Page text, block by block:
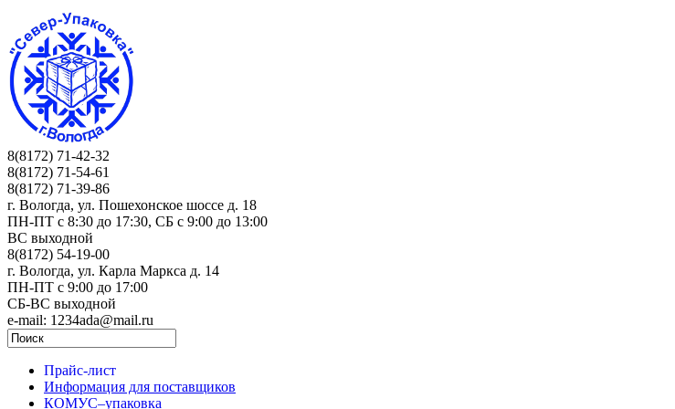
8(8172) 71-42-32
8(8172) 71-54-61
8(8172) 71-39-86
г. Вологда, ул. Пошехонское шоссе д. 18
ПН-ПТ c 8:30 до 17:30, СБ с 9:00 до 13:00
ВС выходной
8(8172) 54-19-00
г. Вологда, ул. Карла Маркса д. 14
ПН-ПТ c 9:00 до 17:00
СБ-ВС выходной
e-mail: 1234ada@mail.ru
Прайс-лист
Информация для поставщиков
КОМУС–упаковка